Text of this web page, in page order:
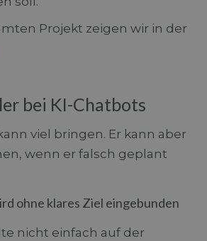
Projekt zeigen wir in der
bei KI-Chatbots
viel bringen. Er kann aber
wenn er falsch geplant
ohne klares Ziel eingebunden
nicht einfach auf der